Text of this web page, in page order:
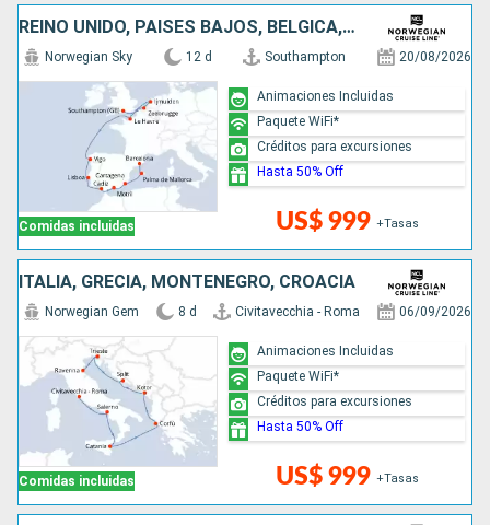
REINO UNIDO, PAISES BAJOS, BÉLGICA, FRANCIA, PORTUGAL, ESPAÑA
Comidas incluidas
Norwegian Sky 12 d Southampton 20/08/2026
US$ 999 +Tasas
Animaciones Incluidas
Paquete WiFi*
Créditos para excursiones
Hasta 50% Off
ITALIA, GRECIA, MONTENEGRO, CROACIA
Comidas incluidas
Norwegian Gem 8 d Civitavecchia - Roma 06/09/2026
US$ 999 +Tasas
Animaciones Incluidas
Paquete WiFi*
Créditos para excursiones
Hasta 50% Off